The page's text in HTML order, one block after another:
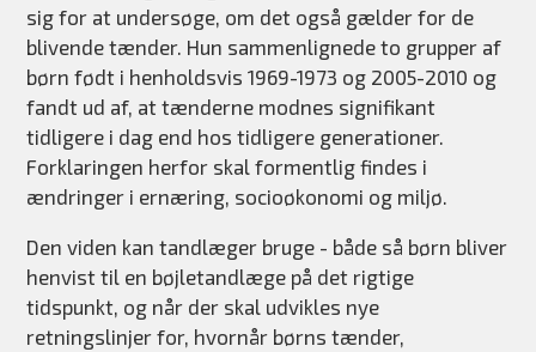
sig for at undersøge, om det også gælder for de
blivende tænder. Hun sammenlignede to grupper af
børn født i henholdsvis 1969-1973 og 2005-2010 og
fandt ud af, at tænderne modnes signifikant
tidligere i dag end hos tidligere generationer.
Forklaringen herfor skal formentlig findes i
ændringer i ernæring, socioøkonomi og miljø.
Den viden kan tandlæger bruge - både så børn bliver
henvist til en bøjletandlæge på det rigtige
tidspunkt, og når der skal udvikles nye
retningslinjer for, hvornår børns tænder,